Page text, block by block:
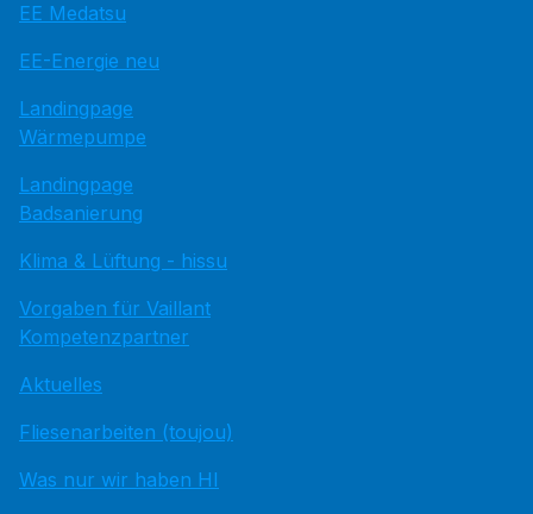
EE Medatsu
EE-Energie neu
Landingpage
Wärmepumpe
Landingpage
Badsanierung
Klima & Lüftung - hissu
Vorgaben für Vaillant
Kompetenzpartner
Aktuelles
Fliesenarbeiten (toujou)
Was nur wir haben HI